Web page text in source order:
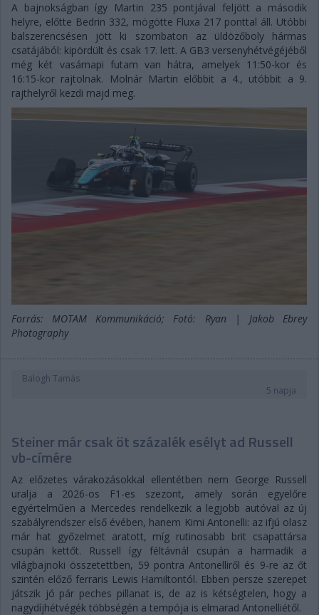
A bajnokságban így Martin 235 pontjával feljött a második
helyre, előtte Bedrin 332, mögötte Fluxa 217 ponttal áll. Utóbbi
balszerencsésen jött ki szombaton az üldözőboly hármas
csatájából: kipördült és csak 17. lett. A GB3 versenyhétvégéjéből
még két vasárnapi futam van hátra, amelyek 11:50-kor és
16:15-kor rajtolnak. Molnár Martin előbbit a 4., utóbbit a 9.
rajthelyről kezdi majd meg.
Forrás: MOTAM Kommunikáció; Fotó: Ryan | Jakob Ebrey
Photography
Balogh Tamás
5 napja
Steiner már csak öt százalék esélyt ad Russell
vb-címére
Az előzetes várakozásokkal ellentétben nem George Russell
uralja a 2026-os F1-es szezont, amely során egyelőre
egyértelműen a Mercedes rendelkezik a legjobb autóval az új
szabályrendszer első évében, hanem Kimi Antonelli: az ifjú olasz
már hat győzelmet aratott, míg rutinosabb brit csapattársa
csupán kettőt. Russell így féltávnál csupán a harmadik a
világbajnoki összetettben, 59 pontra Antonelliről és 9-re az őt
szintén előző ferraris Lewis Hamiltontól. Ebben persze szerepet
játszik jó pár peches pillanat is, de az is kétségtelen, hogy a
nagydíjhétvégék többségén a tempója is elmarad Antonelliétől.